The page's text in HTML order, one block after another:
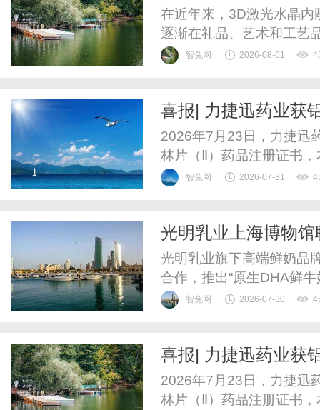
在近年来，3D激光水晶
逐渐在礼品、艺术和工艺
品质的消费者，选择一家
入分析市场上各大品牌的
智兔网 2026-08-01
喜报| 力捷迅药业获
2026年7月23日，力捷迅
林片（Ⅱ）药品注册证书
质碳酸镁22mg，甘羟铝
基础上科学配伍重质...
智兔网 2026-07-31
光明乳业上海博物
光明乳业旗下高端鲜奶品
合作，推出“原生DHA鲜
《写生花蝶图卷》为瓶身
品回应品质生活需求的又
智兔网 2026-07-30
喜报| 力捷迅药业获
2026年7月23日，力捷迅
林片（Ⅱ）药品注册证书